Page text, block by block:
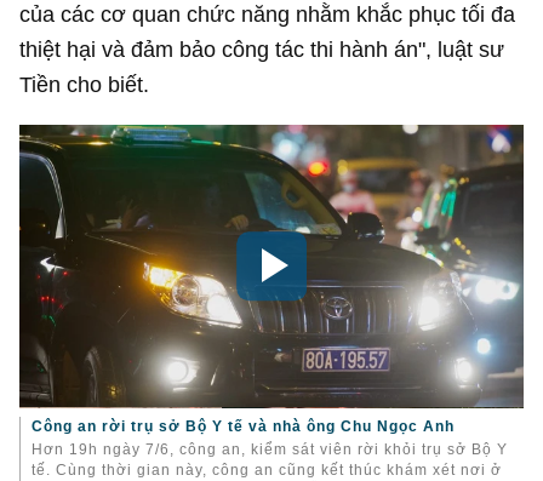
của các cơ quan chức năng nhằm khắc phục tối đa
thiệt hại và đảm bảo công tác thi hành án", luật sư
Tiền cho biết.
Công an rời trụ sở Bộ Y tế và nhà ông Chu Ngọc Anh
Hơn 19h ngày 7/6, công an, kiểm sát viên rời khỏi trụ sở Bộ Y
tế. Cùng thời gian này, công an cũng kết thúc khám xét nơi ở